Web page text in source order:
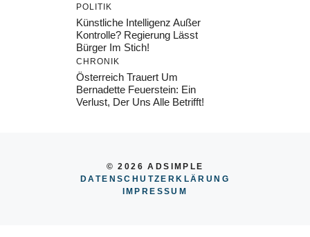
POLITIK
Künstliche Intelligenz Außer
Kontrolle? Regierung Lässt
Bürger Im Stich!
CHRONIK
Österreich Trauert Um
Bernadette Feuerstein: Ein
Verlust, Der Uns Alle Betrifft!
© 2026 ADSIMPLE
DATENSCHUTZERKLÄRUNG
IMPRESSU M